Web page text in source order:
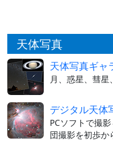
天体写真
天体写真ギャ
月、惑星、彗
デジタル天体
PCソフトで撮
団撮影を初歩か